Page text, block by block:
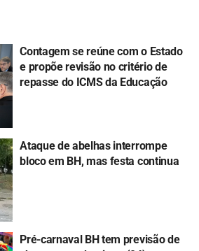
Contagem se reúne com o Estado
e propõe revisão no critério de
repasse do ICMS da Educação
Ataque de abelhas interrompe
bloco em BH, mas festa continua
Pré-carnaval BH tem previsão de